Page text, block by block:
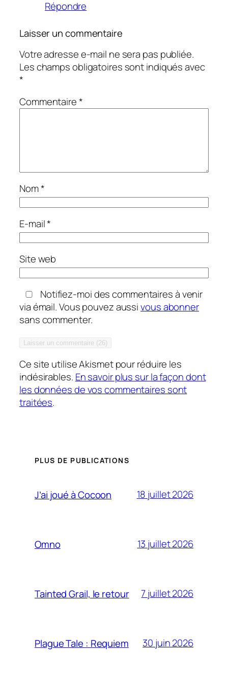
Répondre
Laisser un commentaire
Votre adresse e-mail ne sera pas publiée.
Les champs obligatoires sont indiqués avec
*
Commentaire*
Nom*
E-mail*
Site web
Notifiez-moi des commentaires à venir
via émail. Vous pouvez aussivous abonner
sans commenter.
Ce site utilise Akismet pour réduire les
indésirables. En savoir plus sur la façon dont
les données de vos commentaires sont
traitées.
PLUS DE PUBLICATIONS
J’ai joué à Cocoon 18 juillet 2026
Omno 13 juillet 2026
Tainted Grail, le retour 7 juillet 2026
Plague Tale : Requiem 30 juin 2026